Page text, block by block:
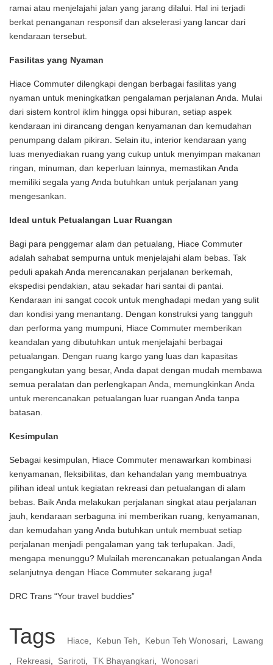
ramai atau menjelajahi jalan yang jarang dilalui. Hal ini terjadi
berkat penanganan responsif dan akselerasi yang lancar dari
kendaraan tersebut.
Fasilitas yang Nyaman
Hiace Commuter dilengkapi dengan berbagai fasilitas yang
nyaman untuk meningkatkan pengalaman perjalanan Anda. Mulai
dari sistem kontrol iklim hingga opsi hiburan, setiap aspek
kendaraan ini dirancang dengan kenyamanan dan kemudahan
penumpang dalam pikiran. Selain itu, interior kendaraan yang
luas menyediakan ruang yang cukup untuk menyimpan makanan
ringan, minuman, dan keperluan lainnya, memastikan Anda
memiliki segala yang Anda butuhkan untuk perjalanan yang
mengesankan.
Ideal untuk Petualangan Luar Ruangan
Bagi para penggemar alam dan petualang, Hiace Commuter
adalah sahabat sempurna untuk menjelajahi alam bebas. Tak
peduli apakah Anda merencanakan perjalanan berkemah,
ekspedisi pendakian, atau sekadar hari santai di pantai.
Kendaraan ini sangat cocok untuk menghadapi medan yang sulit
dan kondisi yang menantang. Dengan konstruksi yang tangguh
dan performa yang mumpuni, Hiace Commuter memberikan
keandalan yang dibutuhkan untuk menjelajahi berbagai
petualangan. Dengan ruang kargo yang luas dan kapasitas
pengangkutan yang besar, Anda dapat dengan mudah membawa
semua peralatan dan perlengkapan Anda, memungkinkan Anda
untuk merencanakan petualangan luar ruangan Anda tanpa
batasan.
Kesimpulan
Sebagai kesimpulan, Hiace Commuter menawarkan kombinasi
kenyamanan, fleksibilitas, dan kehandalan yang membuatnya
pilihan ideal untuk kegiatan rekreasi dan petualangan di alam
bebas. Baik Anda melakukan perjalanan singkat atau perjalanan
jauh, kendaraan serbaguna ini memberikan ruang, kenyamanan,
dan kemudahan yang Anda butuhkan untuk membuat setiap
perjalanan menjadi pengalaman yang tak terlupakan. Jadi,
mengapa menunggu? Mulailah merencanakan petualangan Anda
selanjutnya dengan Hiace Commuter sekarang juga!
DRC Trans “Your travel buddies”
Tags Hiace, Kebun Teh, Kebun Teh Wonosari, Lawang
, Rekreasi, Sariroti, TK Bhayangkari, Wonosari